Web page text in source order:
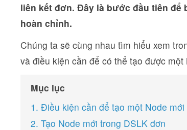
liên kết đơn. Đây là bước đầu tiên để
hoàn chỉnh.
Chúng ta sẽ cùng nhau tìm hiểu xem
và điều kiện cần để có thể tạo được một
Mục lục
1. Điều kiện cần để tạo một Node
2. Tạo Node mới trong DSLK đơn